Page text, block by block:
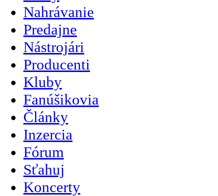
Nahrávanie
Predajne
Nástrojári
Producenti
Kluby
Fanúšikovia
Články
Inzercia
Fórum
Sťahuj
Koncerty